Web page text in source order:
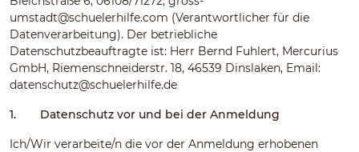
umstadt@schuelerhilfe.com (Verantwortlicher für die
Datenverarbeitung). Der betriebliche
Datenschutzbeauftragte ist: Herr Bernd Fuhlert, Mercurius
GmbH, Riemenschneiderstr. 18, 46539 Dinslaken, Email:
datenschutz@schuelerhilfe.de
1. Datenschutz vor und bei der Anmeldung
Ich/Wir verarbeite/n die vor der Anmeldung erhobenen